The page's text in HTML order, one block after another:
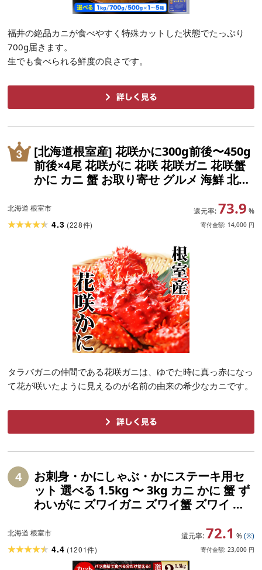
福井の絶品カニが食べやすく特殊カットした状態でたっぷり
700g届きます。
生でも食べられる鮮度の良さです。
[北海道根室産] 花咲かに300g前後〜450g
前後×4尾 花咲がに 花咲 花咲ガニ 花咲蟹
かに カニ 蟹 お取り寄せ グルメ 海鮮 北海
北海道 根室市 還元率: 73.9 %
寄付金額: 14,000 円
4.3 (228件)
タラバガニの仲間である花咲ガニは、ゆでた時に真っ赤になっ
て花が咲いたように見えるのが名前の由来の希少なカニです。
4
お刺身・かにしゃぶ・かにステーキ用セ
ット 選べる 1.5kg 〜 3kg カニ かに 蟹 ず
わいがに ズワイガニ ズワイ蟹 ズワイ ず
北海道 根室市 還元率: 72.1 % (※)
寄付金額: 23,000 円
4.4 (1201件)